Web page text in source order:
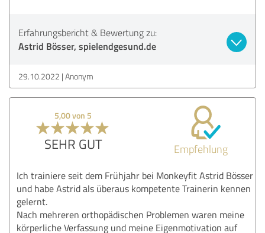
Erfahrungsbericht & Bewertung zu:
Astrid Bösser, spielendgesund.de
29.10.2022 Anonym
5,00 von 5
SEHR GUT Empfehlung
Ich trainiere seit dem Frühjahr bei Monkeyfit Astrid Bösser
und habe Astrid als überaus kompetente Trainerin kennen
gelernt.
Nach mehreren orthopädischen Problemen waren meine
körperliche Verfassung und meine Eigenmotivation auf